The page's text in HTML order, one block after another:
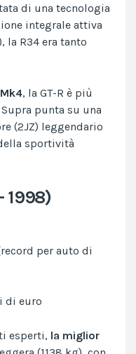
di una tecnologia
integrale attiva
la R34 era tanto
, la GT-R è più
punta su una
(2JZ) leggendario
sportività
1998)
per auto di
di euro
esperti, la miglior